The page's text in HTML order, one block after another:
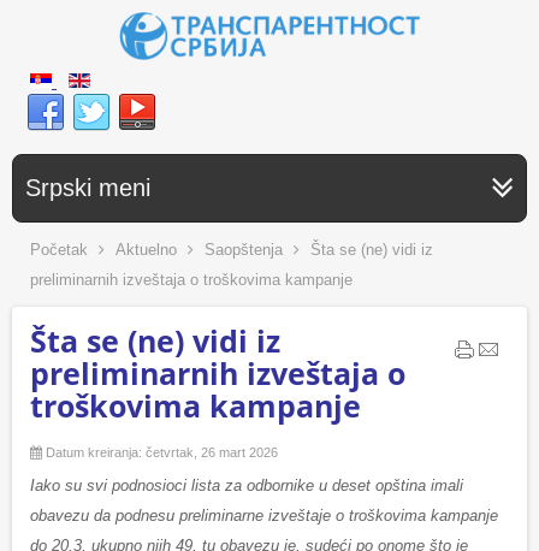
Srpski meni
Početak Aktuelno Saopštenja
Šta se (ne) vidi iz
preliminarnih izveštaja o troškovima kampanje
Šta se (ne) vidi iz
preliminarnih izveštaja o
troškovima kampanje
Datum kreiranja: četvrtak, 26 mart 2026
Iako su svi podnosioci lista za odbornike u deset opština imali
obavezu da podnesu preliminarne izveštaje o troškovima kampanje
do 20.3, ukupno njih 49, tu obavezu je, sudeći po onome što je